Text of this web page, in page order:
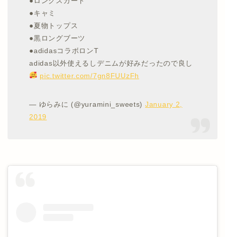
●キャミ
●夏物トップス
●黒ロングブーツ
●adidasコラボロンT
adidas以外使えるしデニムが好みだったので良し
pic.twitter.com/7gn8FUUzFh
— ゆらみに (@yuramini_sweets) January 2,
2019